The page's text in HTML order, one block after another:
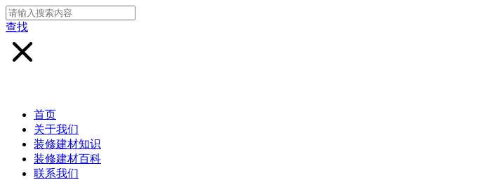
查找
首页
关于我们
装修建材知识
装修建材百科
联系我们